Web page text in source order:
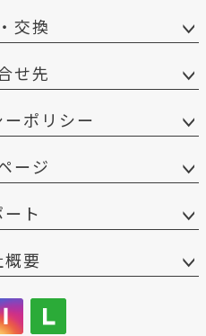
交換
せ先
ポリシー
ージ
ト
概要